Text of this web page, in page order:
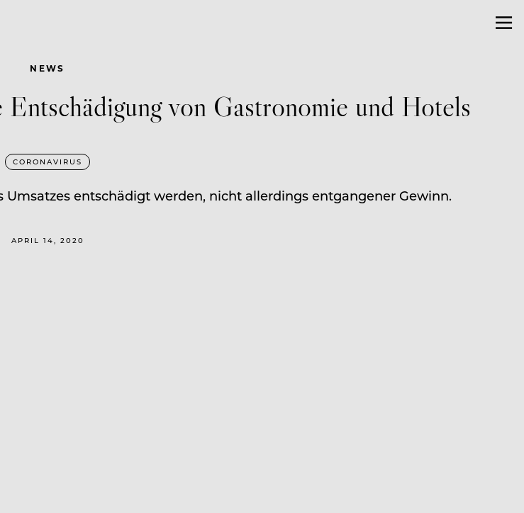
NEWS
von Gastronomie und Hotels
CORONAVIRUS
Umsatzes entschädigt werden, nicht allerdings entgangener Gewinn.
APRIL 14, 2020